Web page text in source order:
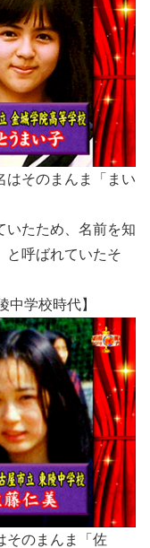
はそのまんま「まい
いたため、名前を知
と呼ばれていたそ
学校時代】
そのまんま「佐